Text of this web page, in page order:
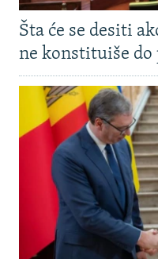
Šta će se desiti
ne konstituiše do